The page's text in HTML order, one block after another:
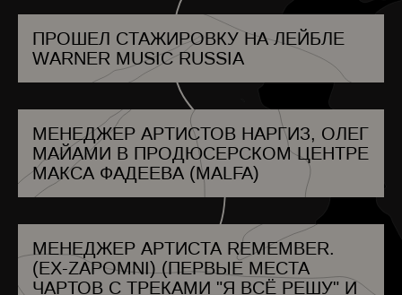
БОЛИВИЯ
БОСНИЯ И ГЕРЦЕГОВИНА
БОТСВАНА
БРАЗИЛИЯ
БРУНЕЙ
БОЛГАРИЯ
БУРКИНА-ФАСО
БУРУНДИ
КАМБОДЖА
КАМЕРУН
КАНАДА
КАБО-ВЕРДЕ
ЧИЛИ
КОЛУМБИЯ
КОМОРСКИЕ ОСТРОВА
КОСТА-РИКА
ПРОШЕЛ СТАЖИРОВКУ НА ЛЕЙБЛЕ
WARNER MUSIC RUSSIA
МЕНЕДЖЕР АРТИСТОВ НАРГИЗ, ОЛЕГ
МАЙАМИ В ПРОДЮСЕРСКОМ ЦЕНТРЕ
МАКСА ФАДЕЕВА (MALFA)
МЕНЕДЖЕР АРТИСТА REMEMBER.
(EX-ZAPOMNI) (ПЕРВЫЕ МЕСТА
ЧАРТОВ С ТРЕКАМИ "Я ВСЁ РЕШУ" И